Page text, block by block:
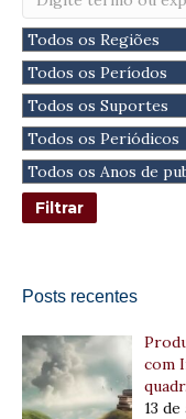
Posts recentes
com
13